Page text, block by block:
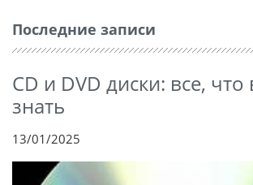
Последние записи
CD и DVD диски: все,
знать
13/01/2025